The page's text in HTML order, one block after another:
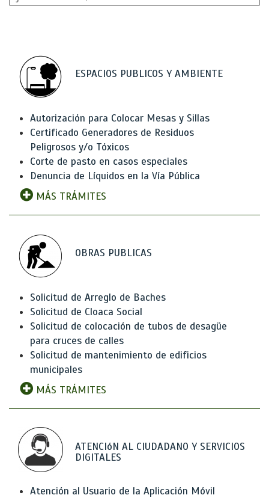
ESPACIOS PUBLICOS Y AMBIENTE
Autorización para Colocar Mesas y Sillas
Certificado Generadores de Residuos
Peligrosos y/o Tóxicos
Corte de pasto en casos especiales
Denuncia de Líquidos en la Vía Pública
MÁS TRÁMITES
OBRAS PUBLICAS
Solicitud de Arreglo de Baches
Solicitud de Cloaca Social
Solicitud de colocación de tubos de desagüe
para cruces de calles
Solicitud de mantenimiento de edificios
municipales
MÁS TRÁMITES
ATENCIóN AL CIUDADANO Y SERVICIOS
DIGITALES
Atención al Usuario de la Aplicación Móvil